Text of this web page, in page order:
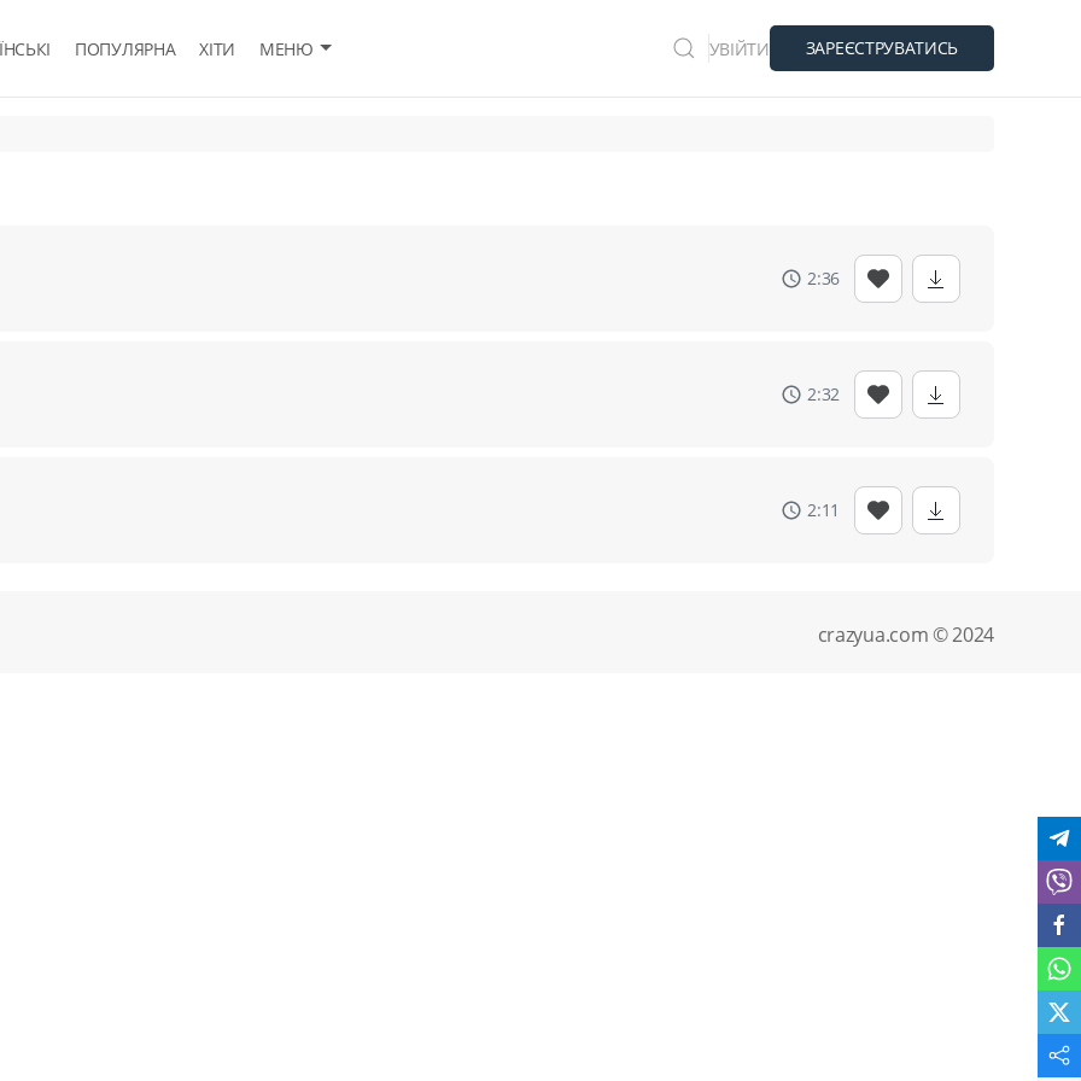
ПОПУЛЯРНА ХІТИ МЕНЮ УВІЙТИ ЗАРЕЄСТРУВАТИСЬ
2:36
2:32
2:11
crazyua.com © 2024